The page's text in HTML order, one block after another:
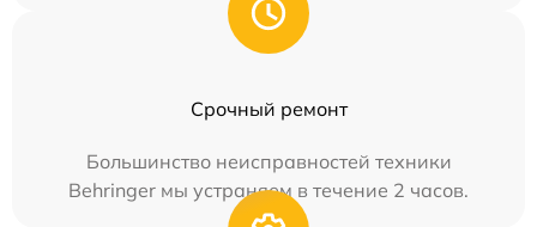
Срочный ремонт
Большинство неисправностей техники
Behringer мы устраняем в течение 2 часов.